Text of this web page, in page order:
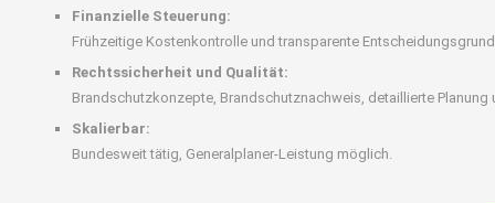
Finanzielle Steuerung:
Frühzeitige Kostenkontrolle und transparente
Rechtssicherheit und Qualität:
Brandschutzkonzepte, Brandschutznachweis, detaillierte Planung
Skalierbar:
Bundesweit tätig, Generalplaner-Leistung möglich.